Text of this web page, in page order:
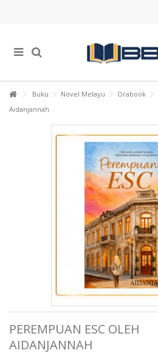
Buku Novel Melayu Orabook
Aidanjannah
PEREMPUAN ESC OLEH
AIDANJANNAH